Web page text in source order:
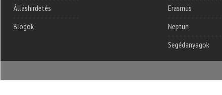
Álláshirdetés
Blogok
Erasmus
Neptun
Segédanyagok